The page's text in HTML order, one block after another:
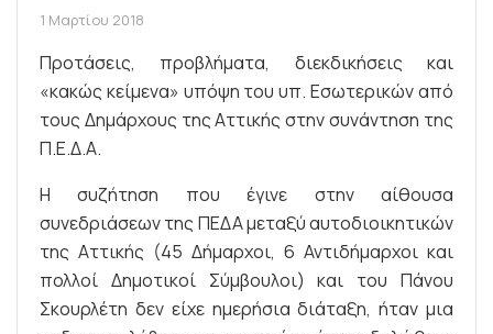
1 Μαρτίου 2018
Προτάσεις, προβλήματα, διεκδικήσεις και
«κακώς κείμενα» υπόψη του υπ. Εσωτερικών από
τους Δημάρχους της Αττικής στην συνάντηση της
Π.Ε.Δ.Α.
Η συζήτηση που έγινε στην αίθουσα
συνεδριάσεων της ΠΕΔΑ μεταξύ αυτοδιοικητικών
της Αττικής (45 Δήμαρχοι, 6 Αντιδήμαρχοι και
πολλοί Δημοτικοί Σύμβουλοι) και του Πάνου
Σκουρλέτη δεν είχε ημερήσια διάταξη, ήταν μια